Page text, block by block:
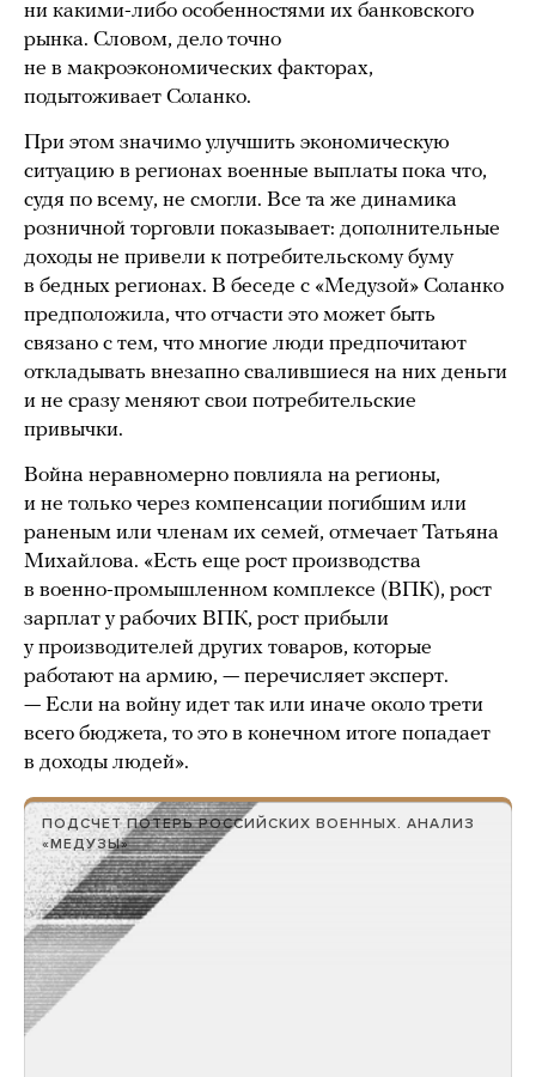
ни какими-либо особенностями их банковского
рынка. Словом, дело точно
не в макроэкономических факторах,
подытоживает Соланко.
При этом значимо улучшить экономическую
ситуацию в регионах военные выплаты пока что,
судя по всему, не смогли. Все та же динамика
розничной торговли показывает: дополнительные
доходы не привели к потребительскому буму
в бедных регионах. В беседе с «Медузой» Соланко
предположила, что отчасти это может быть
связано с тем, что многие люди предпочитают
откладывать внезапно свалившиеся на них деньги
и не сразу меняют свои потребительские
привычки.
Война неравномерно повлияла на регионы,
и не только через компенсации погибшим или
раненым или членам их семей, отмечает Татьяна
Михайлова. «Есть еще рост производства
в военно-промышленном комплексе (ВПК), рост
зарплат у рабочих ВПК, рост прибыли
у производителей других товаров, которые
работают на армию, — перечисляет эксперт.
— Если на войну идет так или иначе около трети
всего бюджета, то это в конечном итоге попадает
в доходы людей».
ПОДСЧЕТ ПОТЕРЬ РОССИЙСКИХ ВОЕННЫХ. АНАЛИЗ
«МЕДУЗЫ»